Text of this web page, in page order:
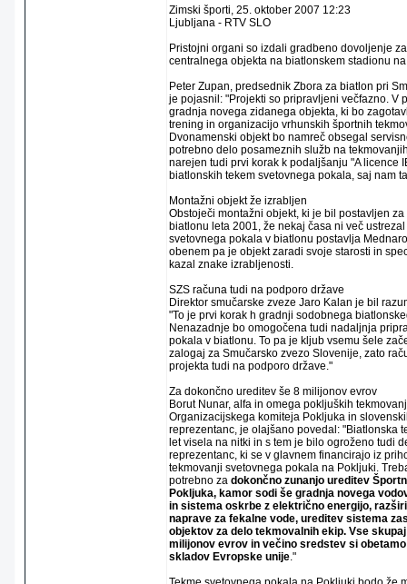
Zimski športi, 25. oktober 2007 12:23
Ljubljana - RTV SLO
Pristojni organi so izdali gradbeno dovoljenje
centralnega objekta na biatlonskem stadionu
Peter Zupan, predsednik Zbora za biatlon pri
je pojasnil: "Projekti so pripravljeni večfazno. V
gradnja novega zidanega objekta, ki bo
trening in organizacijo vrhunskih športnih
Dvonamenski objekt bo namreč obsegal
potrebno delo posameznih služb na
narejen tudi prvi korak k podaljšanju "A licence
biatlonskih tekem svetovnega pokala, saj nam
Montažni objekt že izrabljen
Obstoječi montažni objekt, ki je bil postavljen
biatlonu leta 2001, že nekaj časa ni več
svetovnega pokala v biatlonu postavlja
obenem pa je objekt zaradi svoje starosti in
kazal znake izrabljenosti.
SZS računa tudi na podporo države
Direktor smučarske zveze Jaro Kalan je bil
"To je prvi korak h gradnji sodobnega
Nenazadnje bo omogočena tudi nadaljnja
pokala v biatlonu. To pa je kljub vsemu šele
zalogaj za Smučarsko zvezo Slovenije, zato
projekta tudi na podporo države."
Za dokončno ureditev še 8 milijonov evrov
Borut Nunar, alfa in omega pokljuških
Organizacijskega komiteja Pokljuka in
reprezentanc, je olajšano povedal: "Biatlonska
let visela na nitki in s tem je bilo ogroženo tudi
reprezentanc, ki se v glavnem financirajo iz
tekmovanji svetovnega pokala na Pokljuki.
potrebno za dokončno zunanjo ureditev
Pokljuka, kamor sodi še gradnja novega
in sistema oskrbe z električno energijo,
naprave za fekalne vode, ureditev sistema
objektov za delo tekmovalnih ekip. Vse
milijonov evrov in večino sredstev si
skladov Evropske unije."